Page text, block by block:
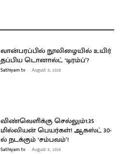
வான்பரப்பில் நூலிழையில் உயிர்
தப்பிய டொனால்ட் ‘டிரம்ப்’?
Sathiyam tv - August 6, 2026
விண்வெளிக்கு செல்லும்1.35
மில்லியன் பெயர்கள்! ஆகஸ்ட் 30-
ல் நடக்கும் ‘சம்பவம்’!
Sathiyam tv - August 6, 2026